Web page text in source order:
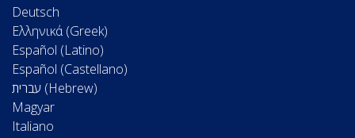
Deutsch
Ελληνικά (Greek)
Español (Latino)
Español (Castellano)
Magyar
Italiano